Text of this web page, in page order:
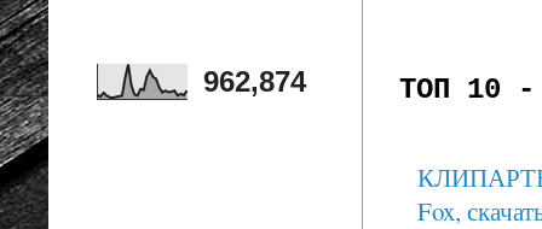
ТОП 10 -
КЛИПАРТЫ:
Fox,
962,874